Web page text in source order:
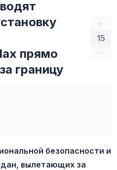
+
15
–
прямо
границу
безопасности и
вылетающих за